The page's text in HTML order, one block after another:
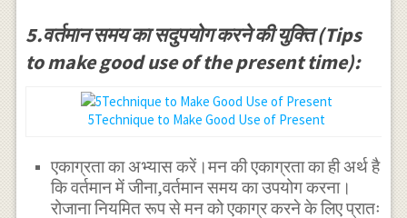
5.वर्तमान समय का सदुपयोग करने की युक्ति (Tips
to make good use of the present time):
5Technique to Make Good Use of Present
एकाग्रता का अभ्यास करें।मन की एकाग्रता का ही अर्थ है
कि वर्तमान में जीना,वर्तमान समय का उपयोग करना।
रोजाना नियमित रूप से मन को एकाग्र करने के लिए प्रातः